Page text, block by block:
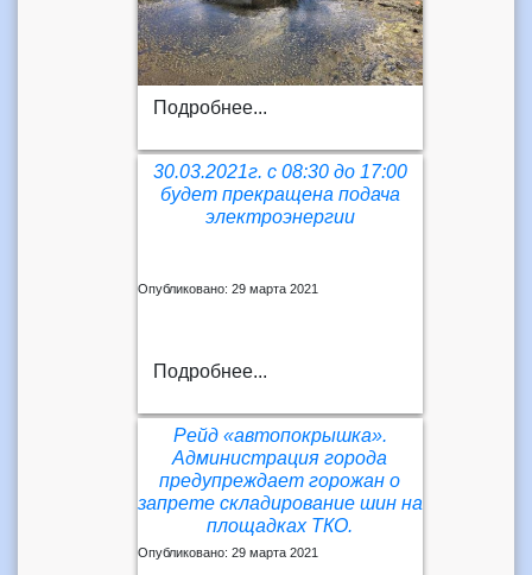
Подробнее...
30.03.2021г. с 08:30 до 17:00
будет прекращена подача
электроэнергии
Опубликовано: 29 марта 2021
Подробнее...
Рейд «автопокрышка».
Администрация города
предупреждает горожан о
запрете складирование шин на
площадках ТКО.
Опубликовано: 29 марта 2021